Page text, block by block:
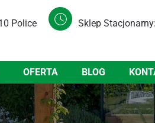
Police Sklep
OFERTA BLOG